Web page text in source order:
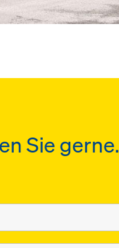
Sie gerne.